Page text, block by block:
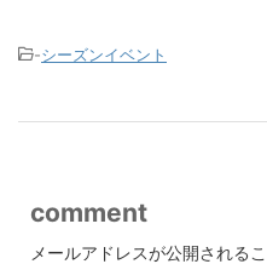
-シーズンイベント
comment
メールアドレスが公開される